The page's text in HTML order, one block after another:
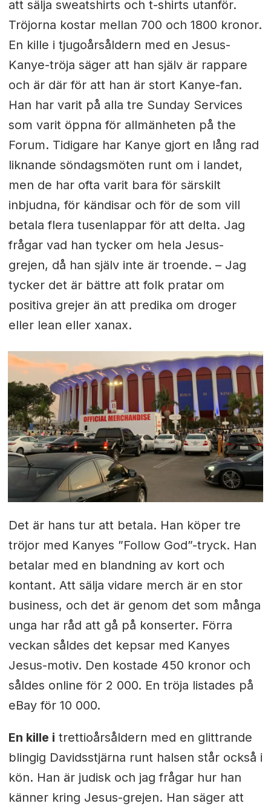
att sälja sweatshirts och t-shirts utanför.
Tröjorna kostar mellan 700 och 1800 kronor.
En kille i tjugoårsåldern med en Jesus-
Kanye-tröja säger att han själv är rappare
och är där för att han är stort Kanye-fan.
Han har varit på alla tre Sunday Services
som varit öppna för allmänheten på the
Forum. Tidigare har Kanye gjort en lång rad
liknande söndagsmöten runt om i landet,
men de har ofta varit bara för särskilt
inbjudna, för kändisar och för de som vill
betala flera tusenlappar för att delta. Jag
frågar vad han tycker om hela Jesus-
grejen, då han själv inte är troende. – Jag
tycker det är bättre att folk pratar om
positiva grejer än att predika om droger
eller lean eller xanax.
Det är hans tur att betala. Han köper tre
tröjor med Kanyes ”Follow God”-tryck. Han
betalar med en blandning av kort och
kontant. Att sälja vidare merch är en stor
business, och det är genom det som många
unga har råd att gå på konserter. Förra
veckan såldes det kepsar med Kanyes
Jesus-motiv. Den kostade 450 kronor och
såldes online för 2 000. En tröja listades på
eBay för 10 000.
En kille i trettioårsåldern med en glittrande
blingig Davidsstjärna runt halsen står också i
kön. Han är judisk och jag frågar hur han
känner kring Jesus-grejen. Han säger att